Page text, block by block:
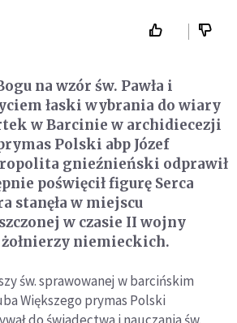
na wzór św. Pawła i
łaski wybrania do wiary
w Barcinie w archidiecezji
Polski abp Józef
gnieźnieński odprawił
poświęcił figurę Serca
stanęła w miejscu
w czasie II wojny
niemieckich.
św. sprawowanej w barcińskim
Większego prymas Polski